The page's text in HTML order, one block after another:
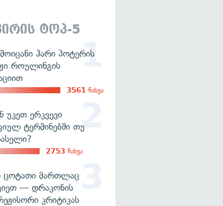
ტოპ-5
ჰარი პოტერის
როულინგის
3561 ნახვა
უკეთ ერკვევი
ტერმინებში თუ
2753 ნახვა
ცოტათი მართლაც
— დრაკონის
კრიტიკას